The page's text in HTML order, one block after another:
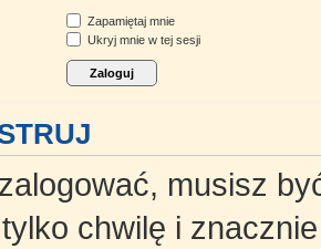
Zapamiętaj mnie
Ukryj mnie w tej sesji
musisz
chwilę i